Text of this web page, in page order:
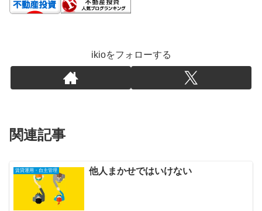
ikioをフォローする
関連記事
賃貸運用・自主管理 他人まかせではいけない